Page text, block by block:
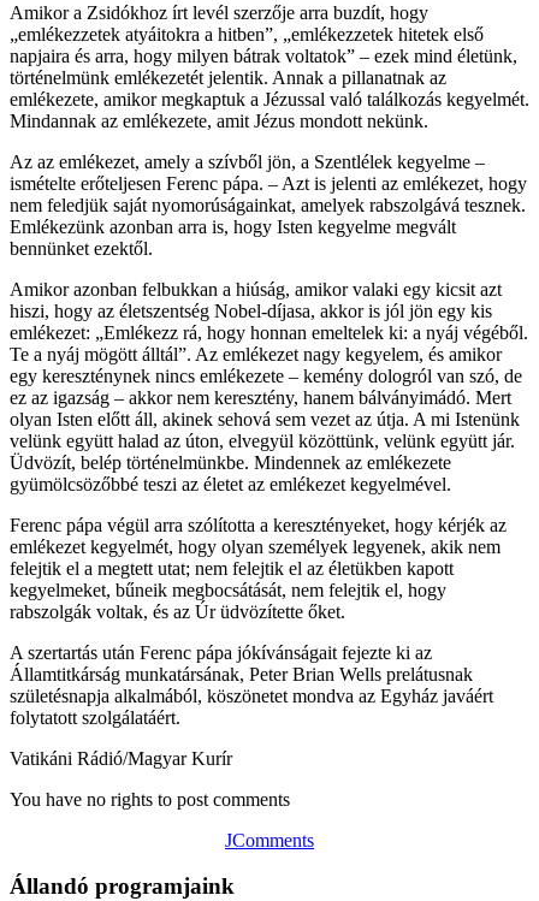
Amikor a Zsidókhoz írt levél szerzője arra buzdít, hogy
„emlékezzetek atyáitokra a hitben”, „emlékezzetek hitetek első
napjaira és arra, hogy milyen bátrak voltatok” – ezek mind életünk,
történelmünk emlékezetét jelentik. Annak a pillanatnak az
emlékezete, amikor megkaptuk a Jézussal való találkozás kegyelmét.
Mindannak az emlékezete, amit Jézus mondott nekünk.
Az az emlékezet, amely a szívből jön, a Szentlélek kegyelme –
ismételte erőteljesen Ferenc pápa. – Azt is jelenti az emlékezet, hogy
nem feledjük saját nyomorúságainkat, amelyek rabszolgává tesznek.
Emlékezünk azonban arra is, hogy Isten kegyelme megvált
bennünket ezektől.
Amikor azonban felbukkan a hiúság, amikor valaki egy kicsit azt
hiszi, hogy az életszentség Nobel-díjasa, akkor is jól jön egy kis
emlékezet: „Emlékezz rá, hogy honnan emeltelek ki: a nyáj végéből.
Te a nyáj mögött álltál”. Az emlékezet nagy kegyelem, és amikor
egy kereszténynek nincs emlékezete – kemény dologról van szó, de
ez az igazság – akkor nem keresztény, hanem bálványimádó. Mert
olyan Isten előtt áll, akinek sehová sem vezet az útja. A mi Istenünk
velünk együtt halad az úton, elvegyül közöttünk, velünk együtt jár.
Üdvözít, belép történelmünkbe. Mindennek az emlékezete
gyümölcsözőbbé teszi az életet az emlékezet kegyelmével.
Ferenc pápa végül arra szólította a keresztényeket, hogy kérjék az
emlékezet kegyelmét, hogy olyan személyek legyenek, akik nem
felejtik el a megtett utat; nem felejtik el az életükben kapott
kegyelmeket, bűneik megbocsátását, nem felejtik el, hogy
rabszolgák voltak, és az Úr üdvözítette őket.
A szertartás után Ferenc pápa jókívánságait fejezte ki az
Államtitkárság munkatársának, Peter Brian Wells prelátusnak
születésnapja alkalmából, köszönetet mondva az Egyház javáért
folytatott szolgálatáért.
Vatikáni Rádió/Magyar Kurír
You have no rights to post comments
JComments
Állandó programjaink